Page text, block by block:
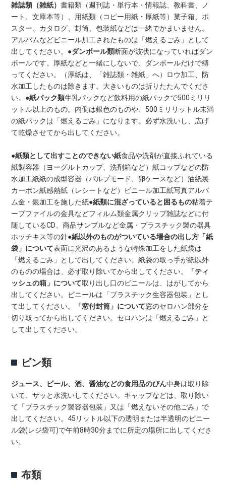
雑誌類（雑紙）書籍類（週刊誌・単行本・情報誌、教科書、ノ
ート、文庫本等）、用紙類（コピー用紙・厚紙等）菓子箱、ポ
スター、カタログ、封筒、包装紙などは一緒でかまいません。
アルバムなどビニール加工されたものは「燃えるごみ」として
出してください。 ●ダンボール類断面が波状になっていればダン
ボールです。厚紙などと一緒にしないで、ダンボールだけで縛
ってください。（厚紙は、「雑誌類・雑紙」へ）ロウ加工、防
水加工したものは除きます。大きいものは折りたたんでくださ
い。 ●紙パック類牛乳パックなど飲料用の紙パックで500ミリリ
ットル以上のもの。内側は銀色のものや、500ミリリットル未満
の紙パックは「燃えるごみ」になります。必ず水洗いし、広げ
て乾燥させてから出してください。
●紙類として出すことのできない紙食品や洗剤が直接ふれている
紙製容器（ヨーグルトカップ、洗剤箱など）紙コップなどの防
水加工紙紙の成型容器（パルプモード、卵ケースなど）油紙裏
カーボン紙感熱紙（レシートなど）ビニール加工紙写真アルバ
ム金・銀加工を施した紙●紙類に混ざっていると困るもの粘着テ
ープファイルの金具などフィルム類金属クリップ雑誌などに付
随しているCD、商品サンプルなど金属・プラスチック製の器具
ホッチキス等の針●紙以外のものがついている場合の出し方 「紙
袋」について表面に光沢のあるような特殊加工をした紙袋は
「燃えるごみ」として出してください。紙袋の取っ手が紙以外
のものの場合は、必ず取り除いてから出してください。
「ティ
ッシュの箱」について取り出し口のビニールは、はがしてから
出してください。ビニールは「プラスチック生容器包装」とし
て出してください。
「窓付封筒」について窓のセロハン部分を
切り取ってから出してください。セロハンは「燃えるごみ」と
して出してください。
ビン類
ジュース、ビール、酒、醤油などの食用品のびん中身は取り除
いて、サッと水洗いしてください。キャップなどは、取り除い
て「プラスチック製容器包装」又は「燃えないその他ごみ」で
出してください。45リットル以下の透明または半透明のビニー
ル袋(レジ袋可)で午前8時30分までに所定の場所に出してくださ
い。
布類